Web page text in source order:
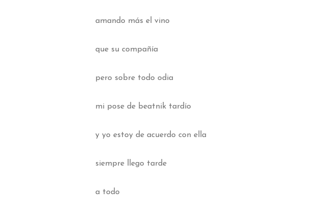
amando más el vino
que su compañía
pero sobre todo odia
mi pose de beatnik tardío
y yo estoy de acuerdo con ella
siempre llego tarde
a todo